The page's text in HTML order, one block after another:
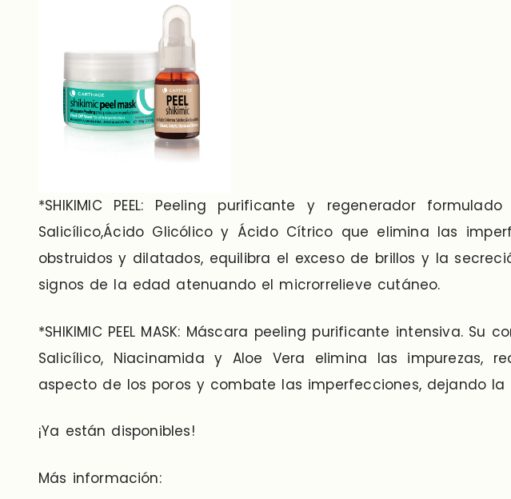
*SHIKIMIC PEEL: Peeling purificante y regenerador
Salicílico,Ácido Glicólico y Ácido Cítrico que elimina las
obstruidos y dilatados, equilibra el exceso de brillos y la
signos de la edad atenuando el microrrelieve cutáneo.
*SHIKIMIC PEEL MASK: Máscara peeling purificante intensiva.
Salicílico, Niacinamida y Aloe Vera elimina las impurezas,
aspecto de los poros y combate las imperfecciones, dejando la
¡Ya están disponibles!
Más información: